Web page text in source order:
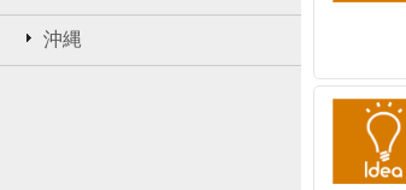
沖縄